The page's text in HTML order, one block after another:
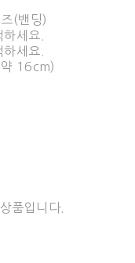
(밴딩)
하세요.
하세요.
16cm)
품입니다.